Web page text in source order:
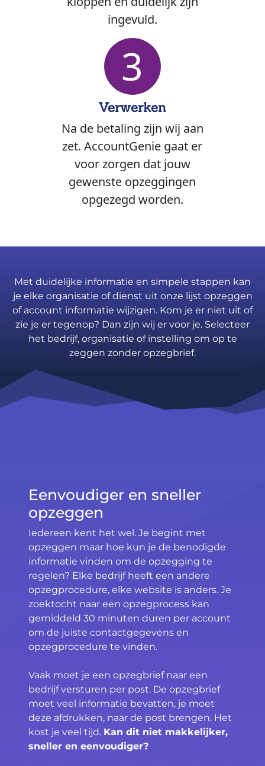
ingevuld.
3
Verwerken
Na de betaling zijn wij aan
zet. AccountGenie gaat er
voor zorgen dat jouw
gewenste opzeggingen
opgezegd worden.
Met duidelijke informatie en simpele stappen kan
je elke organisatie of dienst uit onze lijst opzeggen
of account informatie wijzigen. Kom je er niet uit of
zie je er tegenop? Dan zijn wij er voor je. Selecteer
het bedrijf, organisatie of instelling om op te
zeggen zonder opzegbrief.
Eenvoudiger en sneller
opzeggen
Iedereen kent het wel. Je begint met
opzeggen maar hoe kun je de benodigde
informatie vinden om de opzegging te
regelen? Elke bedrijf heeft een andere
opzegprocedure, elke website is anders. Je
zoektocht naar een opzegprocess kan
gemiddeld 30 minuten duren per account
om de juiste contactgegevens en
opzegprocedure te vinden.
Vaak moet je een opzegbrief naar een
bedrijf versturen per post. De opzegbrief
moet veel informatie bevatten, je moet
deze afdrukken, naar de post brengen. Het
kost je veel tijd. Kan dit niet makkelijker,
sneller en eenvoudiger?